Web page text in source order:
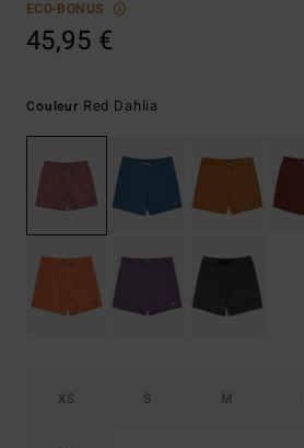
ECO-BONUS
45,95 €
Couleur Red Dahlia
XS S M